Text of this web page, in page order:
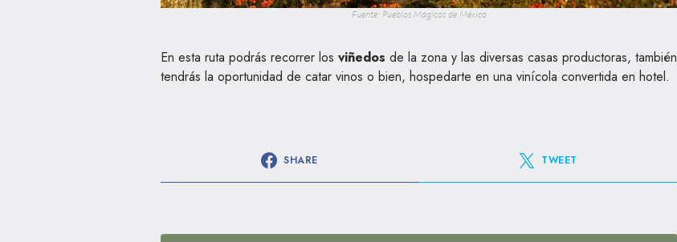
Fuente: Pueblos Mágicos de México
En esta ruta podrás recorrer los viñedos de la zona y las diversas casas productoras, también
tendrás la oportunidad de catar vinos o bien, hospedarte en una vinícola convertida en hotel.
SHARE TWEET